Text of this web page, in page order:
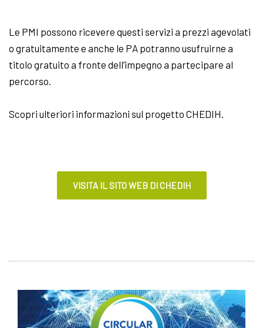
Le PMI possono ricevere questi servizi a prezzi agevolati
o gratuitamente e anche le PA potranno usufruirne a
titolo gratuito a fronte dell’impegno a partecipare al
percorso.
Scopri ulteriori informazioni sul progetto CHEDIH.
VISITA IL SITO WEB DI CHEDIH